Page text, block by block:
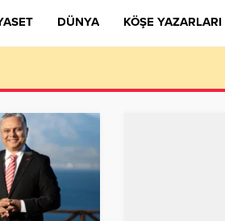
DÜNYA KÖŞE YAZARLARI